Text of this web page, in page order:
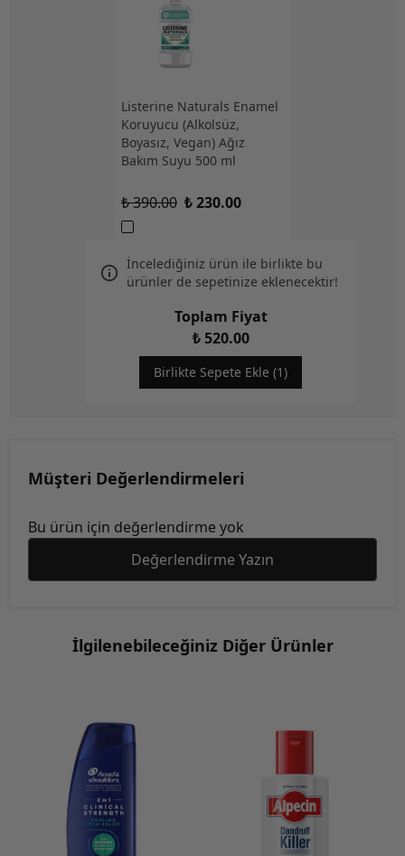
Listerine Naturals Enamel
Koruyucu (Alkolsüz,
Boyasız, Vegan) Ağız
Bakım Suyu 500 ml
₺ 390.00 ₺ 230.00
İncelediğiniz ürün ile birlikte bu
ürünler de sepetinize eklenecektir!
Toplam Fiyat
₺ 520.00
Birlikte Sepete Ekle (1)
Müşteri Değerlendirmeleri
Bu ürün için değerlendirme yok
Değerlendirme Yazın
İlgilenebileceğiniz Diğer Ürünler